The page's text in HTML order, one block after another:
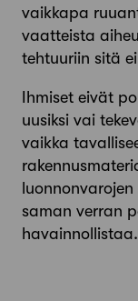
vaikkapa
vaatteista
tehtuuriin sitä
Ihmiset eivät
uusiksi vai
vaikka
saman verran
havainnollistaa.